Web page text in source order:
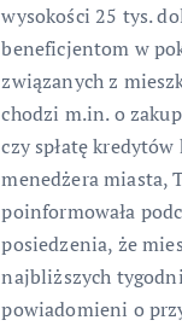
wysokości 25 tys.
beneficjentom w
związanych z
chodzi m.in. o
czy spłatę
menedżera miasta,
poinformowała
posiedzenia, że
najbliższych
powiadomieni o